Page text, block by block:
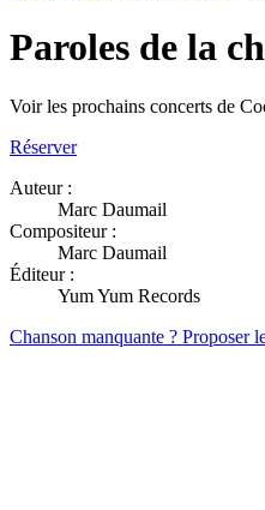
Paroles de la
Voir les prochains concerts de
Réserver
Auteur :
Marc Daumail
Compositeur :
Marc Daumail
Éditeur :
Yum Yum Records
Chanson manquante ? Proposer